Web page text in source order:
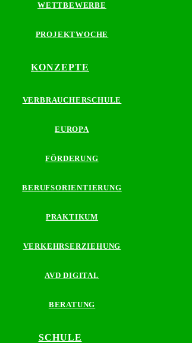
WETTBEWERBE
PROJEKTWOCHE
KONZEPTE
VERBRAUCHERSCHULE
EUROPA
FÖRDERUNG
BERUFSORIENTIERUNG
PRAKTIKUM
VERKEHRSERZIEHUNG
AVD DIGITAL
BERATUNG
SCHULE